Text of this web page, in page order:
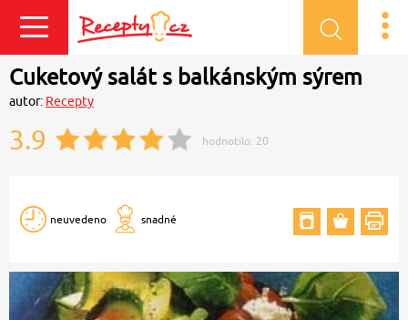
Přihlásit se
Cuketový salát s balkánským sýrem
autor: Recepty
3.9 hodnotilo: 20
neuvedeno snadné